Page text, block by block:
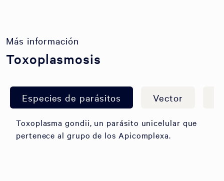
Más información
Toxoplasmosis
Especies de parásitos Vector
Toxoplasma gondii, un parásito unicelular que
pertenece al grupo de los Apicomplexa.